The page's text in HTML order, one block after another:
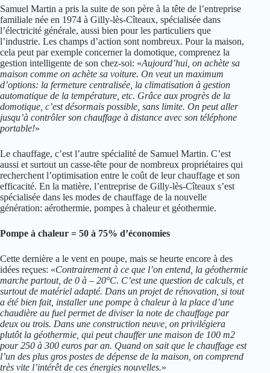
Samuel Martin a pris la suite de son père à la tête de l’entreprise
familiale née en 1974 à Gilly-lès-Cîteaux, spécialisée dans
l’électricité générale, aussi bien pour les particuliers que
l’industrie. Les champs d’action sont nombreux. Pour la maison,
cela peut par exemple concerner la domotique, comprenez la
gestion intelligente de son chez-soi: «Aujourd’hui, on achète sa
maison comme on achète sa voiture. On veut un maximum
d’options: la fermeture centralisée, la climatisation à gestion
automatique de la température, etc. Grâce aux progrès de la
domotique, c’est désormais possible, sans limite. On peut aller
jusqu’à contrôler son chauffage à distance avec son téléphone
portable!»
Le chauffage, c’est l’autre spécialité de Samuel Martin. C’est
aussi et surtout un casse-tête pour de nombreux propriétaires qui
recherchent l’optimisation entre le coût de leur chauffage et son
efficacité. En la matière, l’entreprise de Gilly-lès-Cîteaux s’est
spécialisée dans les modes de chauffage de la nouvelle
génération: aérothermie, pompes à chaleur et géothermie.
Pompe à chaleur = 50 à 75% d’économies
Cette dernière a le vent en poupe, mais se heurte encore à des
idées reçues: «Contrairement à ce que l’on entend, la géothermie
marche partout, de 0 à – 20°C. C’est une question de calculs, et
surtout de matériel adapté. Dans un projet de rénovation, si tout
a été bien fait, installer une pompe à chaleur à la place d’une
chaudière au fuel permet de diviser la note de chauffage par
deux ou trois. Dans une construction neuve, on privilégiera
plutôt la géothermie, qui peut chauffer une maison de 100 m2
pour 250 à 300 euros par an. Quand on sait que le chauffage est
l’un des plus gros postes de dépense de la maison, on comprend
très vite l’intérêt de ces énergies nouvelles.»